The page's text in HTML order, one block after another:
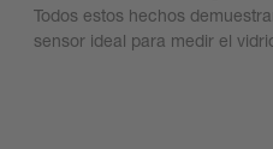
Todos estos hechos
sensor ideal para medir el